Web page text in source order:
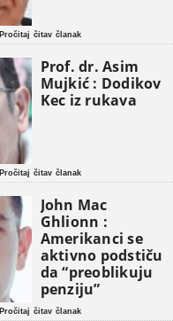
Pročitaj čitav članak
Prof. dr. Asim
Mujkić : Dodikov
Kec iz rukava
Pročitaj čitav članak
John Mac
Ghlionn :
Amerikanci se
aktivno podstiču
da “preoblikuju
penziju”
Pročitaj čitav članak